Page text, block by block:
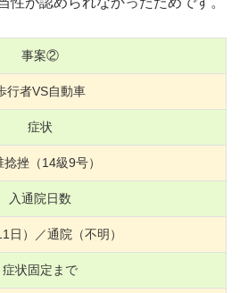
事案②
行者VS自動車
症状
捻挫（14級9号）
入通院日数
日）／通院（不明）
症状固定まで